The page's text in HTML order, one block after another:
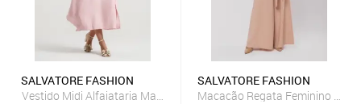
SALVATORE FASHION
Vestido Midi Alfaiataria Marrant Regata Com Fendas e Bolsos
SALVATORE FASHION
Macacão Regata Feminino